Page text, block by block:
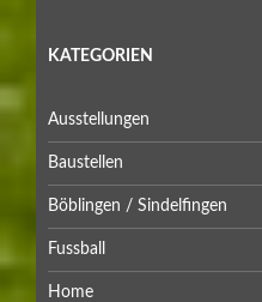
KATEGORIEN
Ausstellungen
Baustellen
Böblingen / Sindelfingen
Fussball
Home